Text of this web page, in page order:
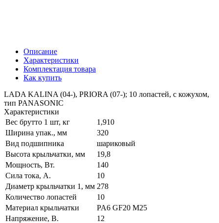
Описание
Характеристики
Комплектация товара
Как купить
LADA KALINA (04-), PRIORA (07-); 10 лопастей, с кожухом,
тип PANASONIC
Характеристики
Вес брутто 1 шт, кг
1,910
Ширина упак., мм
320
Вид подшипника
шариковый
Высота крыльчатки, мм
19,8
Мощность, Вт.
140
Сила тока, А.
10
Диаметр крыльчатки 1, мм 278
Количество лопастей
10
Материал крыльчатки
PA6 GF20 M25
Напряжение, В.
12